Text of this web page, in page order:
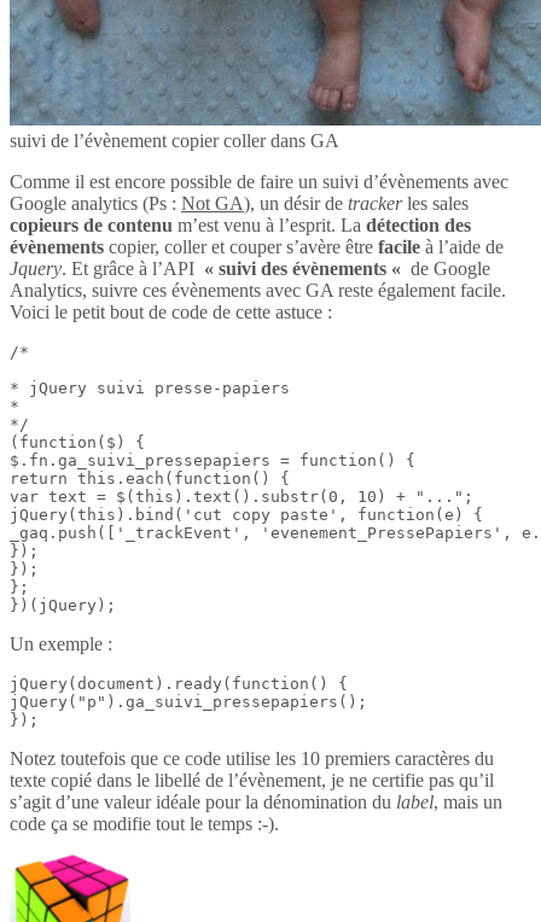
suivi de l’évènement copier coller dans GA
Comme il est encore possible de faire un suivi d’évènements avec
Google analytics (Ps : Not GA), un désir de trackerles sales
copieurs de contenu m’est venu à l’esprit. La détection des
évènements copier, coller et couper s’avère être facile à l’aide de
Jquery. Et grâce à l’API « suivi des évènements « de Google
Analytics, suivre ces évènements avec GA reste également facile.
Voici le petit bout de code de cette astuce :
/*
* jQuery suivi presse-papiers
*
*/
(function($) {
$.fn.ga_suivi_pressepapiers = function() {
return this.each(function() {
var text = $(this).text().substr(0, 10) + "...";
jQuery(this).bind('cut copy paste', function(e) {
_gaq.push(['_trackEvent', 'evenement_PressePapiers',
});
});
};
})(jQuery);
Un exemple :
jQuery(document).ready(function() {
jQuery("p").ga_suivi_pressepapiers();
});
Notez toutefois que ce code utilise les 10 premiers caractères du
texte copié dans le libellé de l’évènement, je ne certifie pas qu’il
s’agit d’une valeur idéale pour la dénomination du label, mais un
code ça se modifie tout le temps :-).